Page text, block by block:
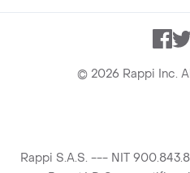
© 2026 Rappi Inc.
Rappi S.A.S. --- NIT